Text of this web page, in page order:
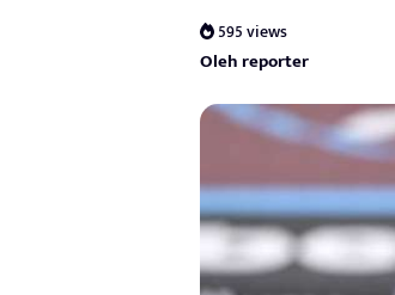
595 views
Oleh reporter